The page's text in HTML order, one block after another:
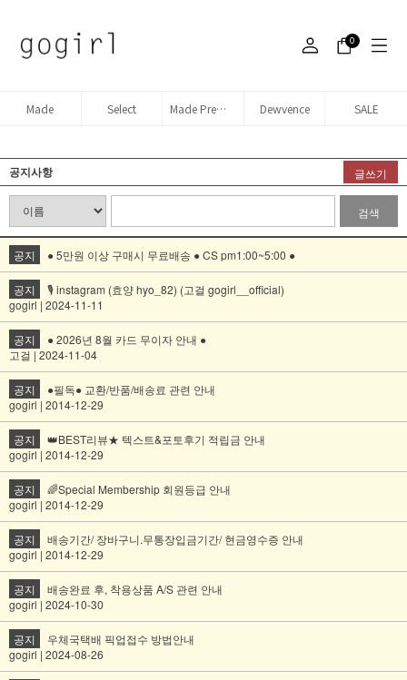
0
Made Select Made Premium denim Dewvence SALE
공지사항 글쓰기
검색
공지 ● 5만원 이상 구매시 무료배송 ● CS pm1:00~5:00 ●
공지
🎙️ instagram (효양 hyo_82) (고걸 gogirl__official)
gogirl | 2024-11-11
공지
● 2026년 8월 카드 무이자 안내 ●
고걸 | 2024-11-04
공지
●필독● 교환/반품/배송료 관련 안내
gogirl | 2014-12-29
공지
👑BEST리뷰★ 텍스트&포토후기 적립금 안내
gogirl | 2014-12-29
공지
🌈Special Membership 회원등급 안내
gogirl | 2014-12-29
공지
배송기간/ 장바구니.무통장입금기간/ 현금영수증 안내
gogirl | 2014-12-29
공지
배송완료 후, 착용상품 A/S 관련 안내
gogirl | 2024-10-30
공지
우체국택배 픽업접수 방법안내
gogirl | 2024-08-26